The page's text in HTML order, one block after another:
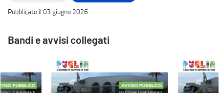
Pubblicato il 03 giugno 2026
Bandi e avvisi collegati